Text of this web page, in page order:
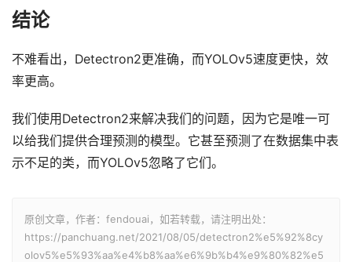
结论
不难看出，Detectron2更准确，而YOLOv5速度更快，效
率更高。
我们使用Detectron2来解决我们的问题，因为它是唯一可
以给我们提供合理预测的模型。它甚至预测了在数据集中表
示不足的类，而YOLOv5忽略了它们。
原创文章，作者：fendouai，如若转载，请注明出处：
https://panchuang.net/2021/08/05/detectron2%e5%92%8cy
olov5%e5%93%aa%e4%b8%aa%e6%9b%b4%e9%80%82%e5